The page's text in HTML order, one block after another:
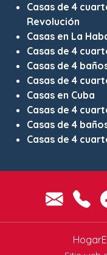
Casas de 4
Revolución
Casas en La
Casas de 4
Casas de 4
Casas de 4
Casas en Cuba
Casas de 4
Casas de 4
Casas de 4